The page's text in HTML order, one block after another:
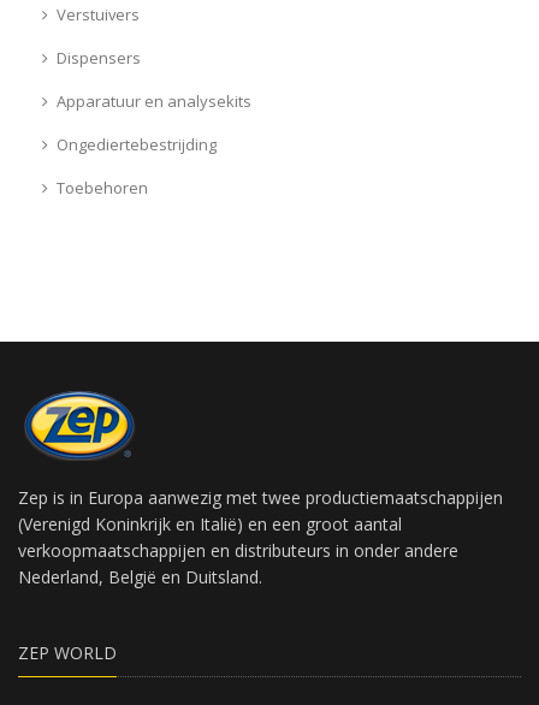
Verstuivers
Dispensers
Apparatuur en analysekits
Ongediertebestrijding
Toebehoren
Zep is in Europa aanwezig met twee productiemaatschappijen
(Verenigd Koninkrijk en Italië) en een groot aantal
verkoopmaatschappijen en distributeurs in onder andere
Nederland, België en Duitsland.
ZEP WORLD